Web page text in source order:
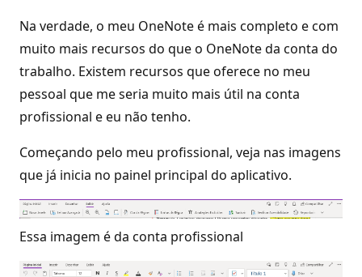
Na verdade, o meu OneNote é mais completo e com
muito mais recursos do que o OneNote da conta do
trabalho. Existem recursos que oferece no meu
pessoal que me seria muito mais útil na conta
profissional e eu não tenho.
Começando pelo meu profissional, veja nas imagens
que já inicia no painel principal do aplicativo.
Essa imagem é da conta profissional